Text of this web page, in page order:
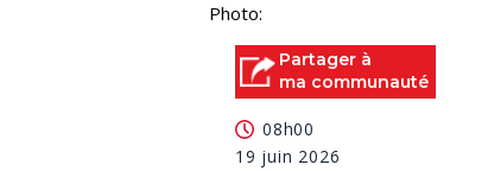
Photo:
Partager à
ma communauté
08h00
19 juin 2026